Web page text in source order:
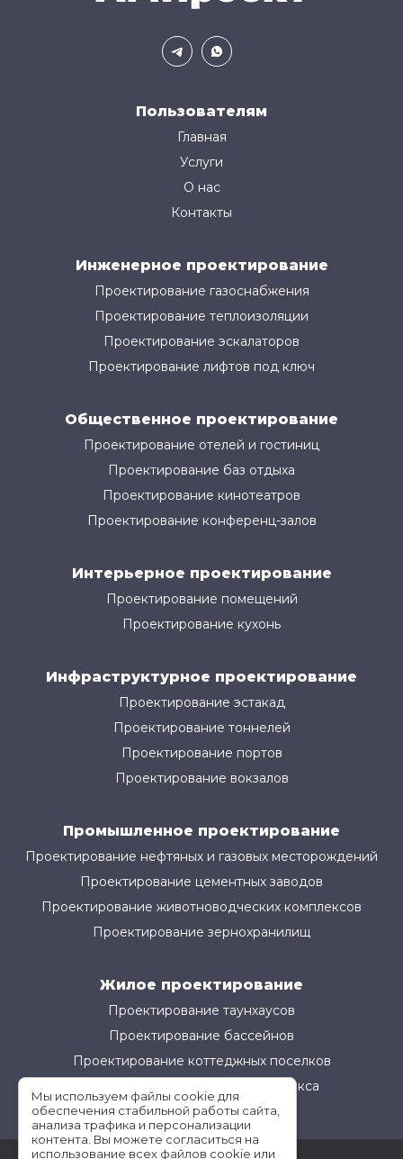
Пользователям
Главная
Услуги
О нас
Контакты
Инженерное проектирование
Проектирование газоснабжения
Проектирование теплоизоляции
Проектирование эскалаторов
Проектирование лифтов под ключ
Общественное проектирование
Проектирование отелей и гостиниц
Проектирование баз отдыха
Проектирование кинотеатров
Проектирование конференц-залов
Интерьерное проектирование
Проектирование помещений
Проектирование кухонь
Инфраструктурное проектирование
Проектирование эстакад
Проектирование тоннелей
Проектирование портов
Проектирование вокзалов
Промышленное проектирование
Проектирование нефтяных и газовых месторождений
Проектирование цементных заводов
Проектирование животноводческих комплексов
Проектирование зернохранилищ
Жилое проектирование
Проектирование таунхаусов
Проектирование бассейнов
Проектирование коттеджных поселков
Проектирование жилого комплекса
Мы используем файлы cookie для
обеспечения стабильной работы сайта,
анализа трафика и персонализации
контента. Вы можете согласиться на
использование всех файлов cookie или